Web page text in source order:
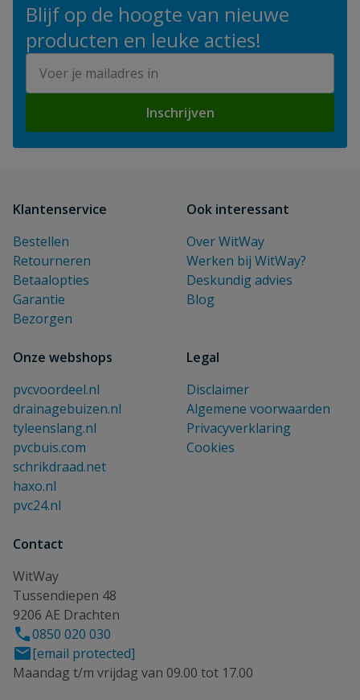
Blijf op de hoogte van nieuwe
producten en leuke acties!
Inschrijven
Klantenservice
Bestellen
Retourneren
Betaalopties
Garantie
Bezorgen
Ook interessant
Over WitWay
Werken bij WitWay?
Deskundig advies
Blog
Onze webshops
pvcvoordeel.nl
drainagebuizen.nl
tyleenslang.nl
pvcbuis.com
schrikdraad.net
haxo.nl
pvc24.nl
Legal
Disclaimer
Algemene voorwaarden
Privacyverklaring
Cookies
Contact
WitWay
Tussendiepen 48
9206 AE Drachten
0850 020 030
[email protected]
Maandag t/m vrijdag van 09.00 tot 17.00